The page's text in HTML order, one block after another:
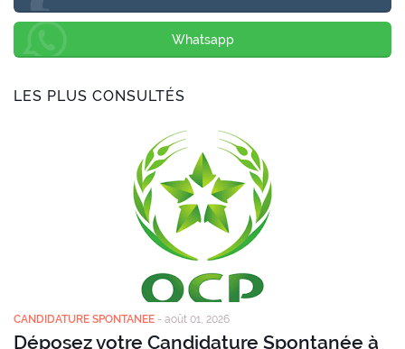
Whatsapp
LES PLUS CONSULTÉS
CANDIDATURE SPONTANEE - août 01, 2026
Déposez votre Candidature Spontanée à